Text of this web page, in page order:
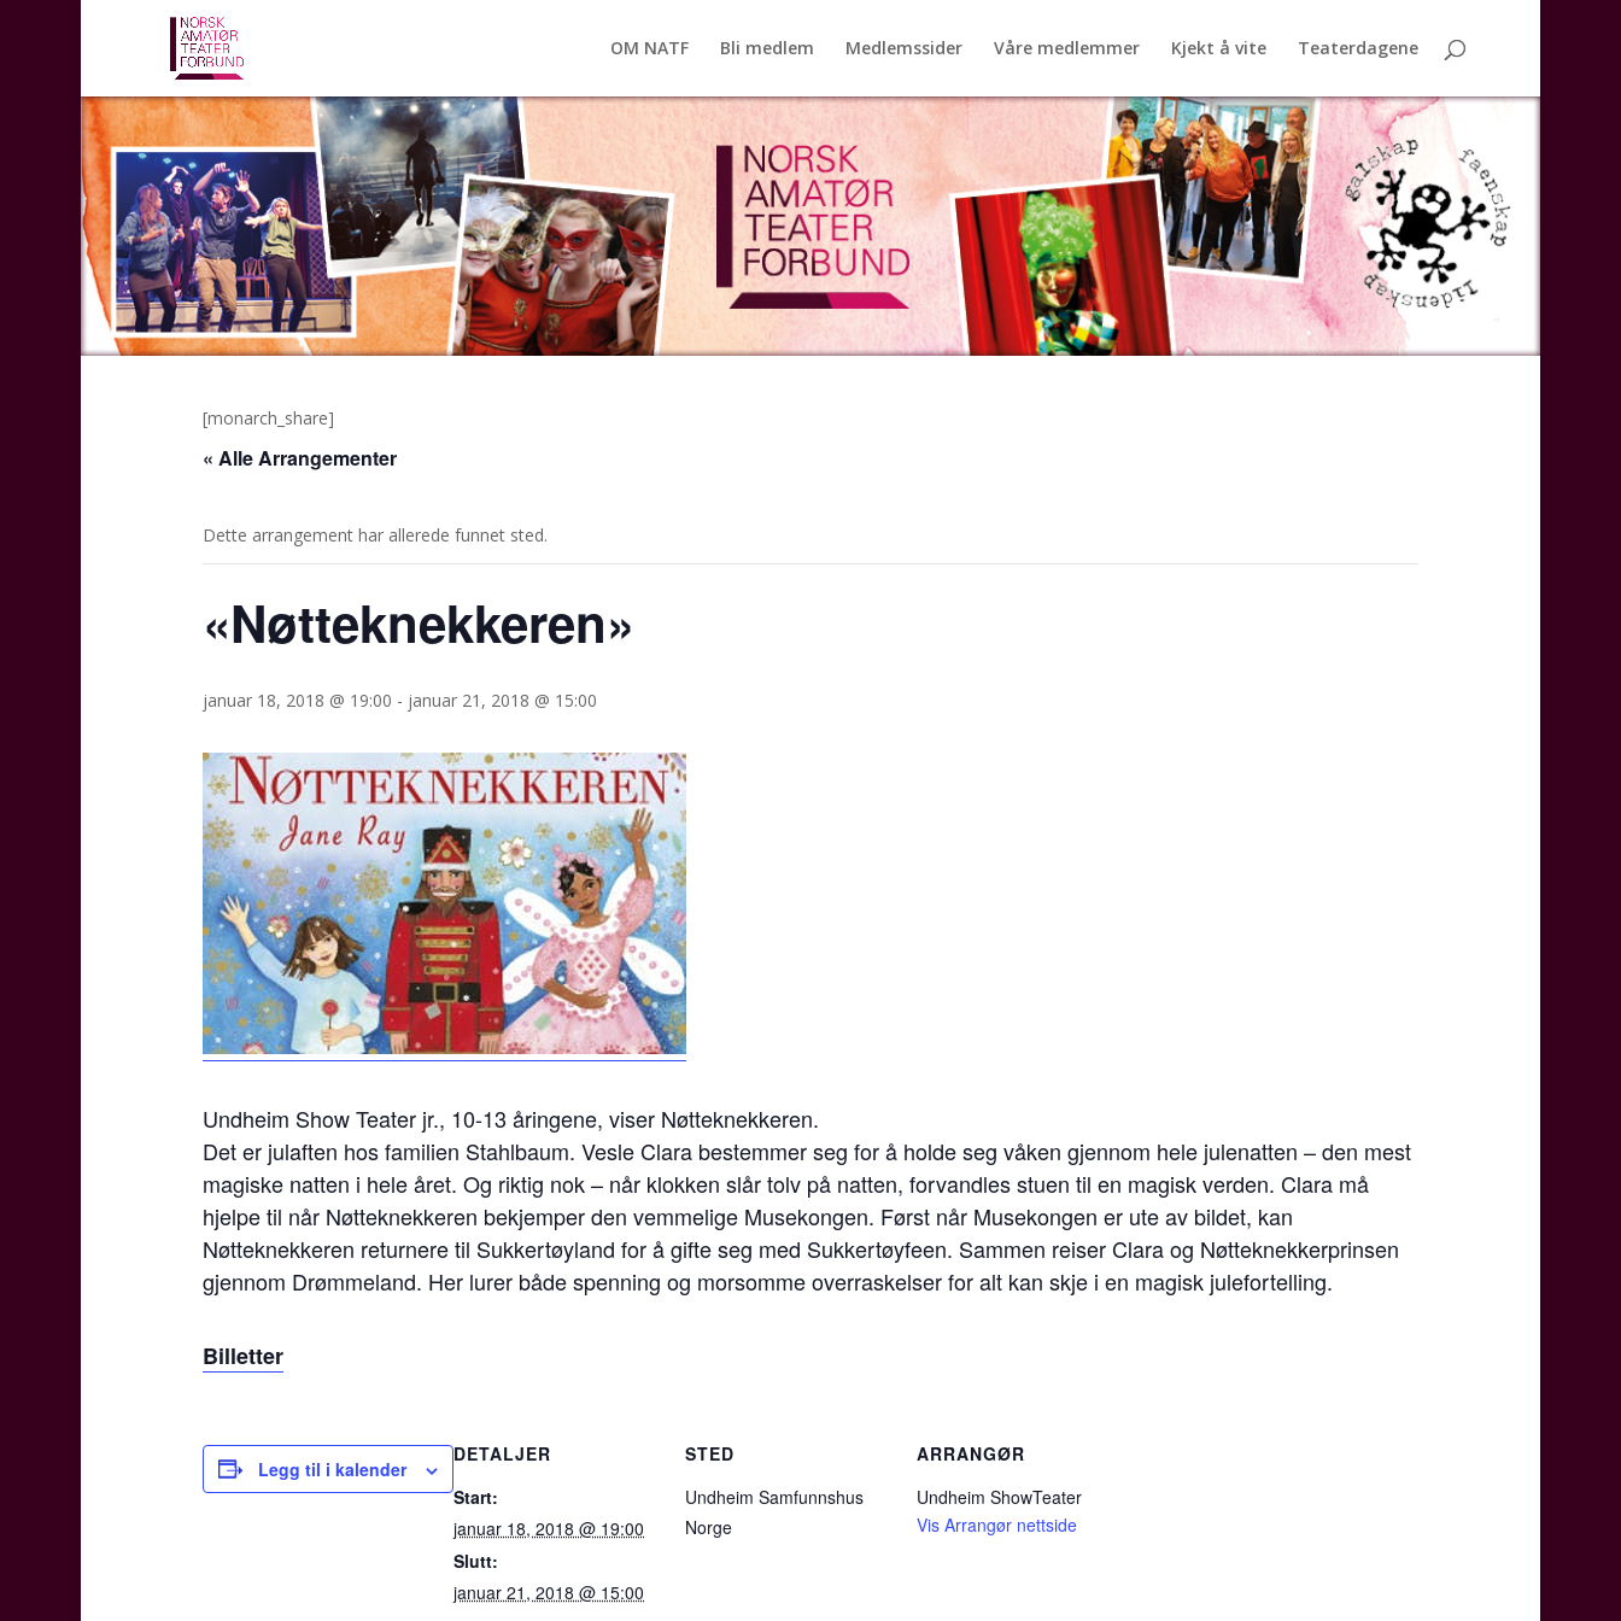
OM NATF Bli medlem Medlemssider Våre medlemmer Kjekt å vite Teaterdagene
[monarch_share]
« Alle Arrangementer
Dette arrangement har allerede funnet sted.
«Nøtteknekkeren»
januar 18, 2018 @ 19:00 - januar 21, 2018 @ 15:00
Undheim Show Teater jr., 10-13 åringene, viser Nøtteknekkeren.
Det er julaften hos familien Stahlbaum. Vesle Clara bestemmer seg for å holde seg våken gjennom hele julenatten – den mest
magiske natten i hele året. Og riktig nok – når klokken slår tolv på natten, forvandles stuen til en magisk verden. Clara må
hjelpe til når Nøtteknekkeren bekjemper den vemmelige Musekongen. Først når Musekongen er ute av bildet, kan
Nøtteknekkeren returnere til Sukkertøyland for å gifte seg med Sukkertøyfeen. Sammen reiser Clara og Nøtteknekkerprinsen
gjennom Drømmeland. Her lurer både spenning og morsomme overraskelser for alt kan skje i en magisk julefortelling.
Billetter
Legg til i kalender
DETALJER
Start:
januar 18, 2018 @ 19:00
Slutt:
januar 21, 2018 @ 15:00
STED
Undheim Samfunnshus
Norge
ARRANGØR
Undheim ShowTeater
Vis Arrangør nettside